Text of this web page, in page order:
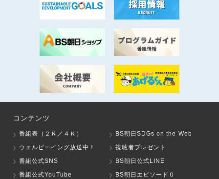
コンテンツ
番組表（２Ｋ／４Ｋ）
BS朝日SDGs on the Web
ウェルビーイング放送中！
視聴者プレゼント
番組公式SNS
BS朝日公式LINE
番組公式YouTube
BS朝日エピソード０